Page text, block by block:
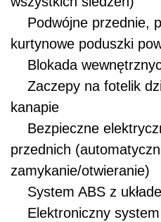
Podwójne przednie,
kurtynowe poduszki
Blokada
Zaczepy na fotelik
kanapie
Bezpieczne
przednich
zamykanie/otwieranie)
System ABS z
Elektroniczny system